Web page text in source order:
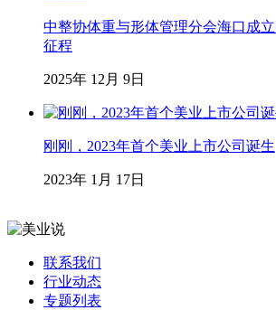
中整协体重与形体管理分会海口成
征程
2025年 12月 9日
刚刚，2023年首个美业上市公司诞生
2023年 1月 17日
联系我们
行业动态
专题列表